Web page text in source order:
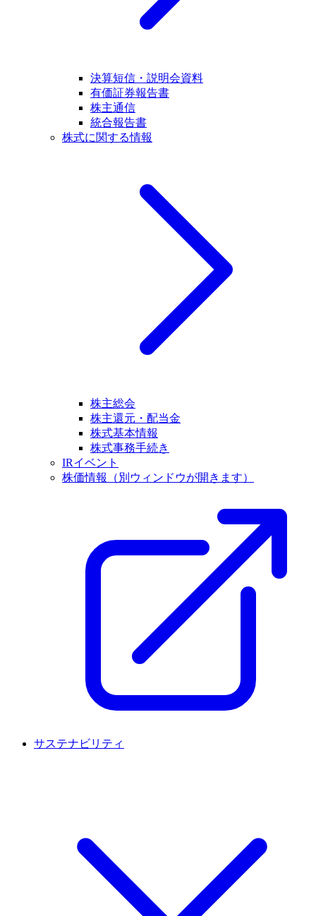
決算短信・説明会資料
有価証券報告書
株主通信
統合報告書
株式に関する情報
株主総会
株主還元・配当金
株式基本情報
株式事務手続き
IRイベント
株価情報
（別ウィンドウが開きます）
サステナビリティ